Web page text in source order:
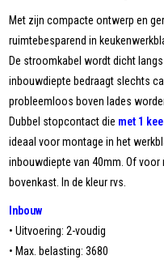
Met zijn compacte ontwerp en
ruimtebesparend in
De stroomkabel wordt dicht
inbouwdiepte bedraagt slechts
probleemloos boven lades
Dubbel stopcontact die met 1
ideaal voor montage in het
inbouwdiepte van 40mm. Of
bovenkast. In de kleur rvs.
Inbouw
• Uitvoering: 2-voudig
• Max. belasting: 3680